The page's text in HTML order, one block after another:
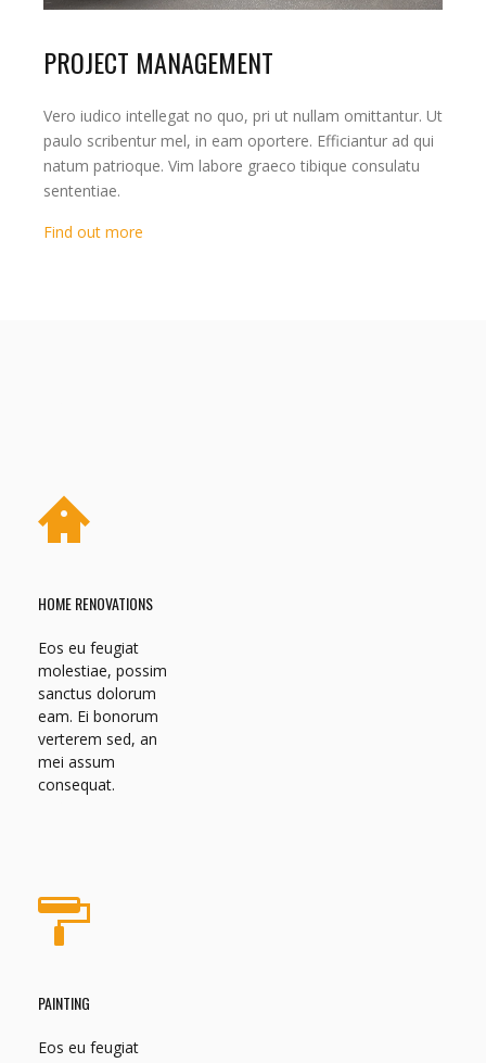
PROJECT MANAGEMENT
Vero iudico intellegat no quo, pri ut nullam omittantur. Ut
paulo scribentur mel, in eam oportere. Efficiantur ad qui
natum patrioque. Vim labore graeco tibique consulatu
sententiae.
Find out more
HOME RENOVATIONS
Eos eu feugiat
molestiae, possim
sanctus dolorum
eam. Ei bonorum
verterem sed, an
mei assum
consequat.
PAINTING
Eos eu feugiat